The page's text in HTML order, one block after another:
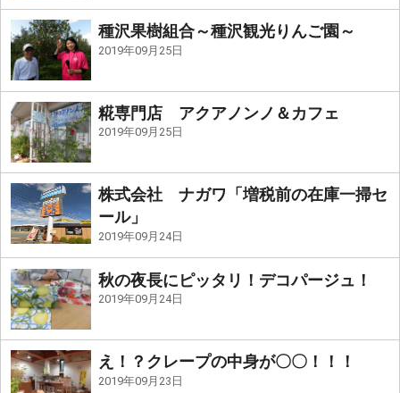
種沢果樹組合～種沢観光りんご園～
2019年09月25日
糀専門店 アクアノンノ＆カフェ
2019年09月25日
株式会社 ナガワ「増税前の在庫一掃セ
ール」
2019年09月24日
秋の夜長にピッタリ！デコパージュ！
2019年09月24日
え！？クレープの中身が〇〇！！！
2019年09月23日